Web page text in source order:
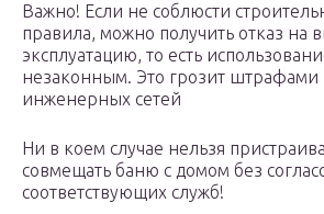
Важно! Если не соблюсти
правила, можно получить отказ на
эксплуатацию, то есть
незаконным. Это грозит
инженерных сетей
Ни в коем случае нельзя
совмещать баню с домом без
соответствующих служб!